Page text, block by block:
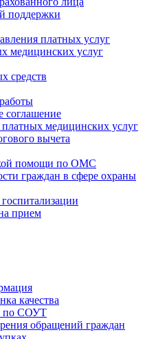
поддержки
платных услуг
медицинских услуг
средств
соглашение
медицинских услуг
вычета
помощи по ОМС
граждан в сфере охраны
прием
качества
по СОУТ
обращений граждан